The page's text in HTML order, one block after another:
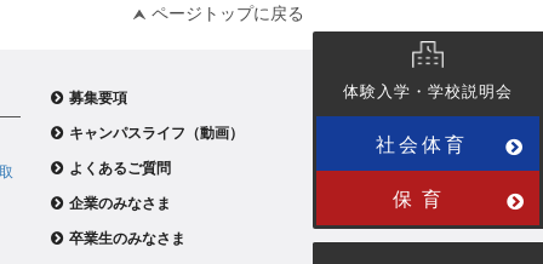
ページトップに戻る
体験入学・学校説明会
社会体育
保育
募集要項
キャンパスライフ（動画）
よくあるご質問
企業のみなさま
卒業生のみなさま